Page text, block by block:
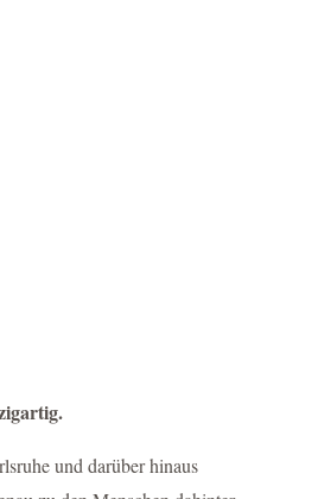
und darüber hinaus